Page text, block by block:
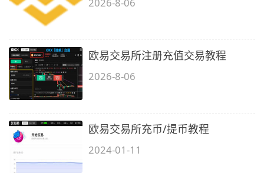
2026-8-06
欧易交易所注册充值交易教程
2026-8-06
欧易交易所充币/提币教程
2024-01-11